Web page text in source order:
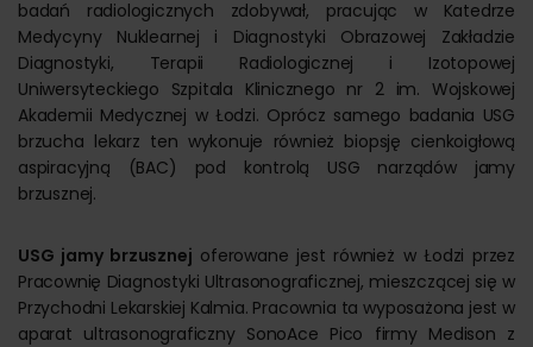
badań radiologicznych zdobywał, pracując w Katedrze
Medycyny Nuklearnej i Diagnostyki Obrazowej Zakładzie
Diagnostyki, Terapii Radiologicznej i Izotopowej
Uniwersyteckiego Szpitala Klinicznego nr 2 im. Wojskowej
Akademii Medycznej w Łodzi. Oprócz samego badania USG
brzucha lekarz ten wykonuje również biopsję cienkoigłową
aspiracyjną (BAC) pod kontrolą USG narządów jamy
brzusznej.
USG jamy brzusznej oferowane jest również w Łodzi przez
Pracownię Diagnostyki Ultrasonograficznej, mieszczącej się w
Przychodni Lekarskiej Kalmia. Pracownia ta wyposażona jest w
aparat ultrasonograficzny SonoAce Pico firmy Medison z